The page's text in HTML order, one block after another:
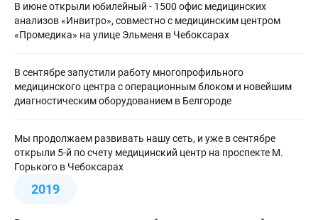
В июне открыли юбилейный - 1500 офис медицинских
анализов «Инвитро», совместно с медицинским центром
«Промедика» на улице Эльменя в Чебоксарах
В сентябре запустили работу многопрофильного
медицинского центра с операционным блоком и новейшим
диагностическим оборудованием в Белгороде
Мы продолжаем развивать нашу сеть, и уже в сентябре
открыли 5-й по счету медицинский центр на проспекте М.
Горького в Чебоксарах
2019